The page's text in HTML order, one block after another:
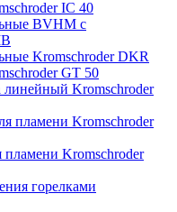
IC 40
BVHM с
Kromschroder DKR
GT 50
линейный Kromschroder
пламени Kromschroder
пламени Kromschroder
горелками